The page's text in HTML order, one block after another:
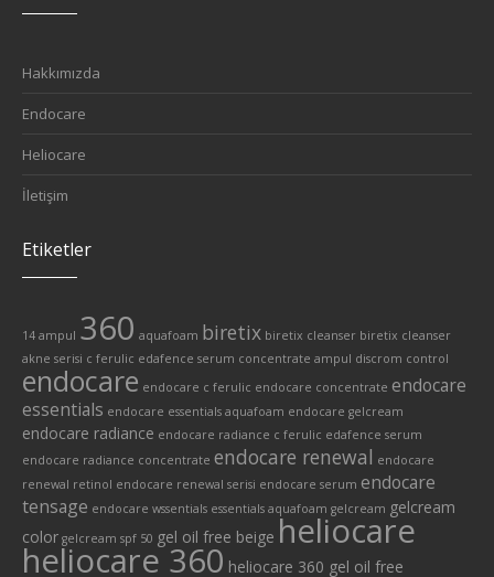
Hakkımızda
Endocare
Heliocare
İletişim
Etiketler
14 ampul 360 aquafoam biretix biretix cleanser biretix cleanser
akne serisi c ferulic edafence serum concentrate ampul discrom control
endocare endocare c ferulic endocare concentrate endocare
essentials endocare essentials aquafoam endocare gelcream
endocare radiance endocare radiance c ferulic edafence serum
endocare radiance concentrate endocare renewal endocare
renewal retinol endocare renewal serisi endocare serum endocare
tensage endocare wssentials essentials aquafoam gelcream gelcream
color gelcream spf 50 gel oil free beige heliocare
heliocare 360 heliocare 360 gel oil free